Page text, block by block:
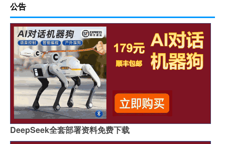
公告
DeepSeek全套部署资料免费下载